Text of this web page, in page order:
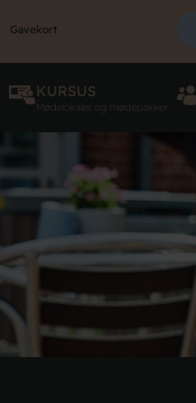
Gavekort
KURSUS
Mødelokaler og mødepakker